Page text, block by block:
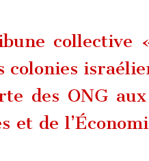
collective
colonies
des ONG
et de